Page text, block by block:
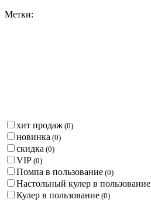
Метки:
хит продаж (0)
новинка (0)
скидка (0)
VIP (0)
Помпа в пользование (0)
Настольный кулер в пользование
Кулер в пользование (0)